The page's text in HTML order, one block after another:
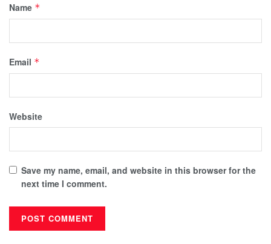
Name *
Email *
Website
Save my name, email, and website in this browser for the
next time I comment.